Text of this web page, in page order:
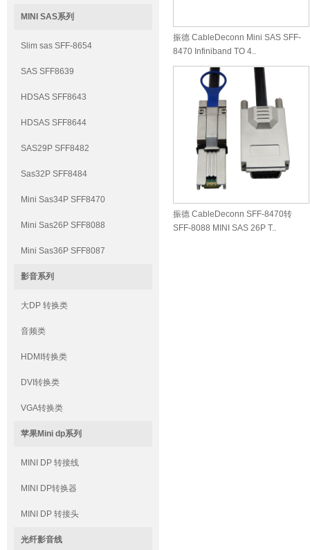
MINI SAS系列
Slim sas SFF-8654
SAS SFF8639
HDSAS SFF8643
HDSAS SFF8644
SAS29P SFF8482
Sas32P SFF8484
Mini Sas34P SFF8470
Mini Sas26P SFF8088
Mini Sas36P SFF8087
影音系列
大DP 转换类
音频类
HDMI转换类
DVI转换类
VGA转换类
苹果Mini dp系列
MINI DP 转接线
MINI DP转换器
MINI DP 转接头
光纤影音线
振德 CableDeconn Mini SAS SFF-
8470 Infiniband TO 4..
振德 CableDeconn SFF-8470转
SFF-8088 MINI SAS 26P T..